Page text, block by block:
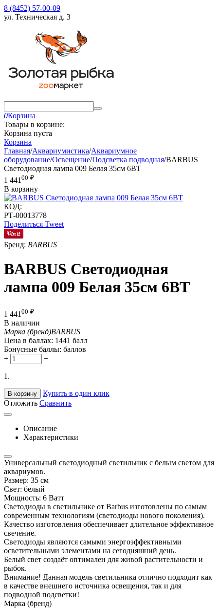
8 (8452) 57-00-09
ул. Техническая д. 3
0Корзина
Товары в корзине:
Корзина пуста
Корзина
Главная/Аквариумистика/Аквариумное
оборудование/Освещение/Подсветка подводная/BARBUS
Светодиодная лампа 009 Белая 35см 6ВТ
1 441 00 ₽
В корзину
КОД:
РТ-00013778
Поделиться Tweet
Бренд: BARBUS
BARBUS Светодиодная
лампа 009 Белая 35см 6ВТ
1 441 00 ₽
В наличии
Марка (бренд)BARBUS
Цена в баллах: 1441 балл
Бонусные баллы: баллов
+
−
1.
В корзину
Купить в один клик
Отложить Сравнить
Описание
Характеристики
Универсальный светодиодный светильник с белым светом для
аквариумов.
Размер: 35 см
Свет: белый
Мощность: 6 Ватт
Светодиоды в светильнике от Barbus изготовлены по самым
современным технологиям (светодиоды нового поколения).
Качество изготовления обеспечивает длительное эффективное
свечение.
Светодиоды являются самыми энергоэффективными
осветительными элементами на сегодняшний день.
Белый свет создаёт оптимален для живой растительности и
рыбок.
Внимание! Данная модель светильника отлично подходит как
в качестве внешнего источника освещения, так и для
подводной подсветки!
Марка (бренд)